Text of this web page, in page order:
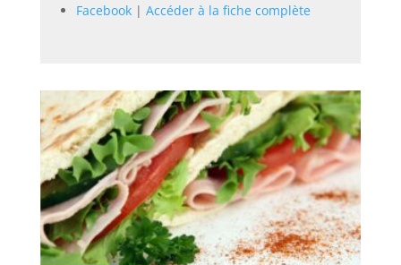
Facebook| Accéder à la fiche complète